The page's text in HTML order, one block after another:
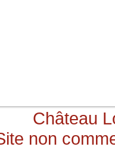
Château
non